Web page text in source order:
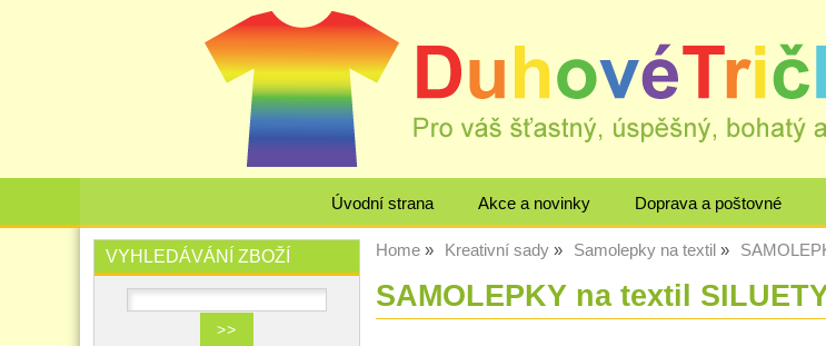
Úvodní strana Akce a novinky Doprava a poštovné
Home Kreativní sady Samolepky na textil
SAMOLEPKY na textil
VYHLEDÁVÁNÍ ZBOŽÍ